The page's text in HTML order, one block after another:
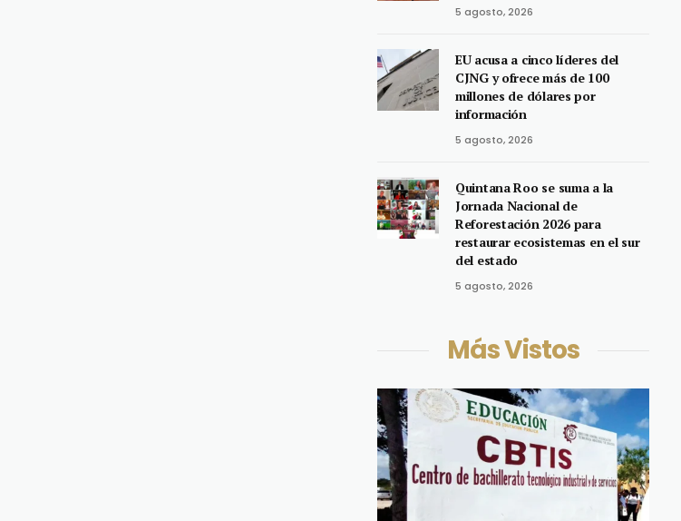
5 agosto, 2026
EU acusa a cinco líderes del
CJNG y ofrece más de 100
millones de dólares por
información
5 agosto, 2026
Quintana Roo se suma a la
Jornada Nacional de
Reforestación 2026 para
restaurar ecosistemas en el sur
del estado
5 agosto, 2026
Más Vistos